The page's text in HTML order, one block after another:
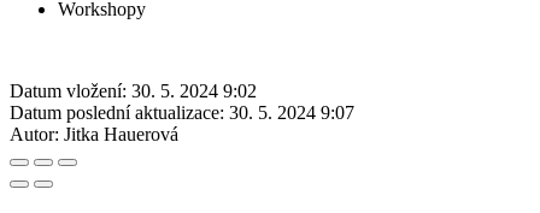
Workshopy
Datum vložení: 30. 5. 2024 9:02
Datum poslední aktualizace: 30. 5. 2024 9:07
Autor: Jitka Hauerová